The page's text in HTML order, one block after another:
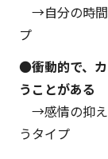
→自分の時間
プ
●衝動的で、
うことがある
→感情の抑え
うタイプ